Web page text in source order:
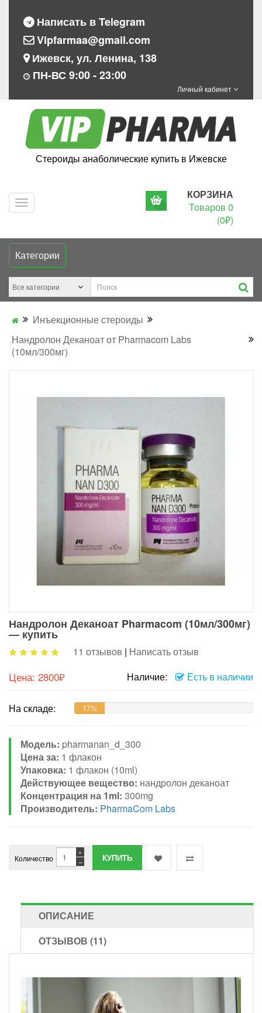
Написать в Telegram
Vipfarmaa@gmail.com
Ижевск, ул. Ленина, 138
ПН-ВС 9:00 - 23:00
Личный кабинет
Стероиды анаболические купить в Ижевске
КОРЗИНА
Товаров 0
(0₽)
Категории
Инъекционные стероиды
Нандролон Деканоат от Pharmacom Labs
(10мл/300мг)
Нандролон Деканоат Pharmacom (10мл/300мг)
— купить
11 отзывов | Написать отзыв
Цена: 2800₽ Наличие: Есть в наличии
На складе: 17%
Модель: pharmanan_d_300
Цена за: 1 флакон
Упаковка: 1 флакон (10ml)
Действующее вещество: нандролон деканоат
Концентрация на 1ml: 300mg
Производитель: PharmaCom Labs
Количество −
+
ОПИСАНИЕ
ОТЗЫВОВ (11)